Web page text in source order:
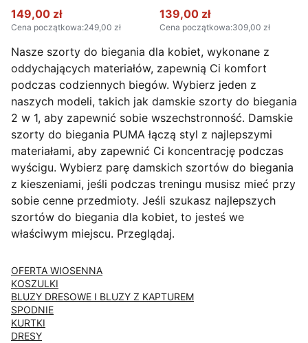
149,00 zł
Cena początkowa:249,00 zł
139,00 zł
Cena początkowa:309,00 zł
Nasze szorty do biegania dla kobiet, wykonane z
oddychających materiałów, zapewnią Ci komfort
podczas codziennych biegów. Wybierz jeden z
naszych modeli, takich jak damskie szorty do biegania
2 w 1, aby zapewnić sobie wszechstronność. Damskie
szorty do biegania PUMA łączą styl z najlepszymi
materiałami, aby zapewnić Ci koncentrację podczas
wyścigu. Wybierz parę damskich szortów do biegania
z kieszeniami, jeśli podczas treningu musisz mieć przy
sobie cenne przedmioty. Jeśli szukasz najlepszych
szortów do biegania dla kobiet, to jesteś we
właściwym miejscu. Przeglądaj.
OFERTA WIOSENNA
KOSZULKI
BLUZY DRESOWE I BLUZY Z KAPTUREM
SPODNIE
KURTKI
DRESY